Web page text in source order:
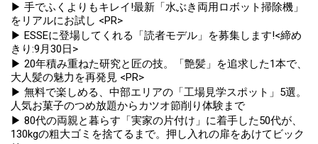
▶ 手でふくよりもキレイ!最新「水ぶき両用ロボット掃除機」
をリアルにお試し <PR>
▶ ESSEに登場してくれる「読者モデル」を募集します!<締め
きり:9月30日>
▶ 20年積み重ねた研究と匠の技。「艶髪」を追求した1本で、
大人髪の魅力を再発見 <PR>
▶ 無料で楽しめる、中部エリアの「工場見学スポット」5選。
人気お菓子のつめ放題からカツオ節削り体験まで
▶ 80代の両親と暮らす「実家の片付け」に着手した50代が、
130kgの粗大ゴミを捨てるまで。押し入れの扉をあけてビック